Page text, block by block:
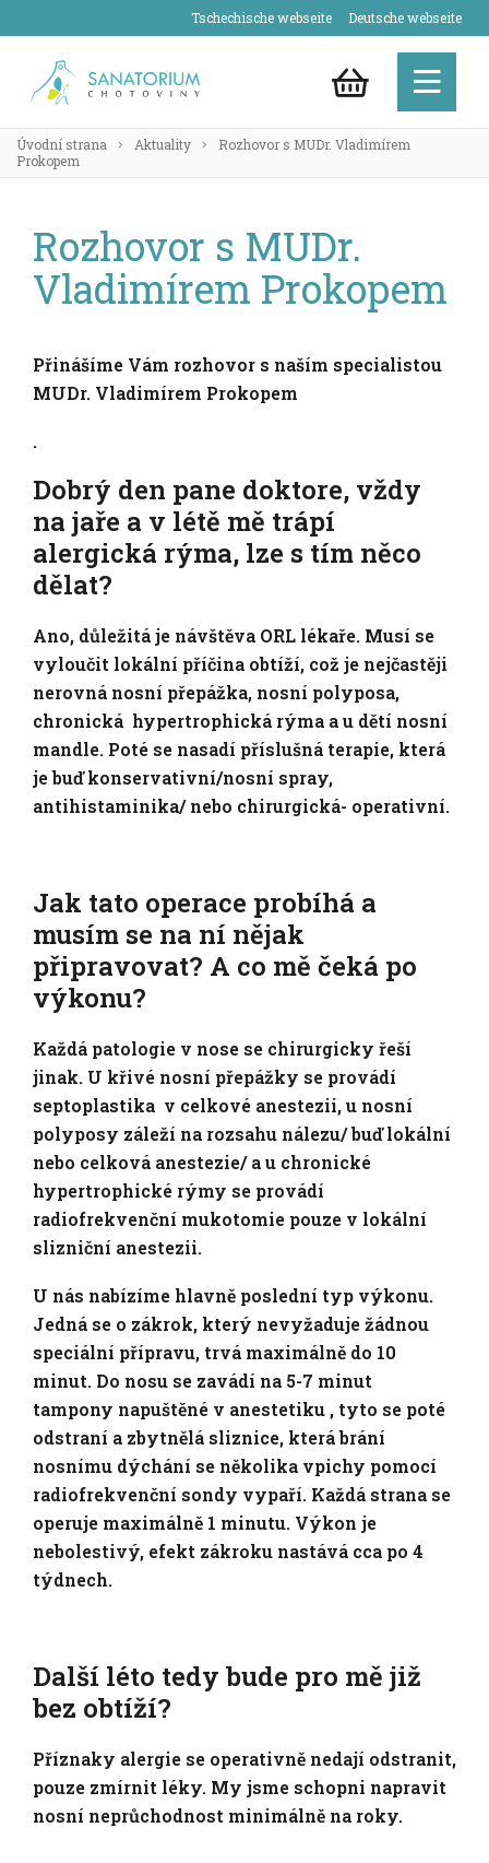
Tschechische webseite Deutsche webseite
Úvodní strana Aktuality
Rozhovor s MUDr. Vladimírem
Prokopem
Rozhovor s MUDr.
Vladimírem Prokopem
Přinášíme Vám rozhovor s naším specialistou
MUDr. Vladimírem Prokopem
.
Dobrý den pane doktore, vždy
na jaře a v létě mě trápí
alergická rýma, lze s tím něco
dělat?
Ano, důležitá je návštěva ORL lékaře. Musí se
vyloučit lokální příčina obtíží, což je nejčastěji
nerovná nosní přepážka, nosní polyposa,
chronická hypertrophická rýma a u dětí nosní
mandle. Poté se nasadí příslušná terapie, která
je buď konservativní/nosní spray,
antihistaminika/ nebo chirurgická- operativní.
Jak tato operace probíhá a
musím se na ní nějak
připravovat? A co mě čeká po
výkonu?
Každá patologie v nose se chirurgicky řeší
jinak. U křivé nosní přepážky se provádí
septoplastika v celkové anestezii, u nosní
polyposy záleží na rozsahu nálezu/ buď lokální
nebo celková anestezie/ a u chronické
hypertrophické rýmy se provádí
radiofrekvenční mukotomie pouze v lokální
slizniční anestezii.
U nás nabízíme hlavně poslední typ výkonu.
Jedná se o zákrok, který nevyžaduje žádnou
speciální přípravu, trvá maximálně do 10
minut. Do nosu se zavádí na 5-7 minut
tampony napuštěné v anestetiku , tyto se poté
odstraní a zbytnělá sliznice, která brání
nosnímu dýchání se několika vpichy pomocí
radiofrekvenční sondy vypaří. Každá strana se
operuje maximálně 1 minutu. Výkon je
nebolestivý, efekt zákroku nastává cca po 4
týdnech.
Další léto tedy bude pro mě již
bez obtíží?
Příznaky alergie se operativně nedají odstranit,
pouze zmírnit léky. My jsme schopni napravit
nosní neprůchodnost minimálně na roky.